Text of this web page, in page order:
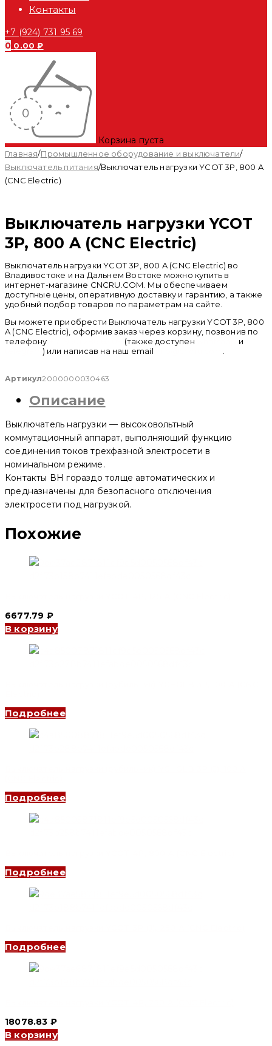
Контакты
+7 (924) 731 95 69
0 0.00₽
Корзина пуста
Главная/Промышленное оборудование и выключатели/
Выключатель питания/Выключатель нагрузки YCOT 3P, 800 A
(CNC Electric)
Выключатель нагрузки YCOT
3P, 800 A (CNC Electric)
Выключатель нагрузки YCOT 3P, 800 A (CNC Electric) во
Владивостоке и на Дальнем Востоке можно купить в
интернет-магазине CNCRU.COM. Мы обеспечиваем
доступные цены, оперативную доставку и гарантию, а также
удобный подбор товаров по параметрам на сайте.
Вы можете приобрести Выключатель нагрузки YCOT 3P, 800
A (CNC Electric), оформив заказ через корзину, позвонив по
телефону
(также доступен
и
) или написав на наш email
Артикул2000000030463
Описание
Выключатель нагрузки — высоковольтный
коммутационный аппарат, выполняющий функцию
соединения токов трехфазной электросети в
номинальном режиме.
Контакты ВН гораздо толще автоматических и
предназначены для безопасного отключения
электросети под нагрузкой.
Похожие
6677.79 ₽
В корзину
Подробнее
Подробнее
Подробнее
Подробнее
18078.83 ₽
В корзину